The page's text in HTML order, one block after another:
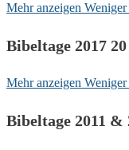
Mehr anzeigen Weniger
Bibeltage 2017
Mehr anzeigen Weniger
Bibeltage 2011 &